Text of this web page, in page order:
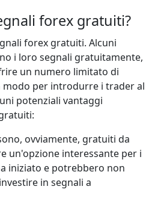
forex gratuiti?
forex gratuiti. Alcuni
i loro segnali gratuitamente,
un numero limitato di
per introdurre i trader al
potenziali vantaggi
ovviamente, gratuiti da
un'opzione interessante per i
iniziato e potrebbero non
in segnali a